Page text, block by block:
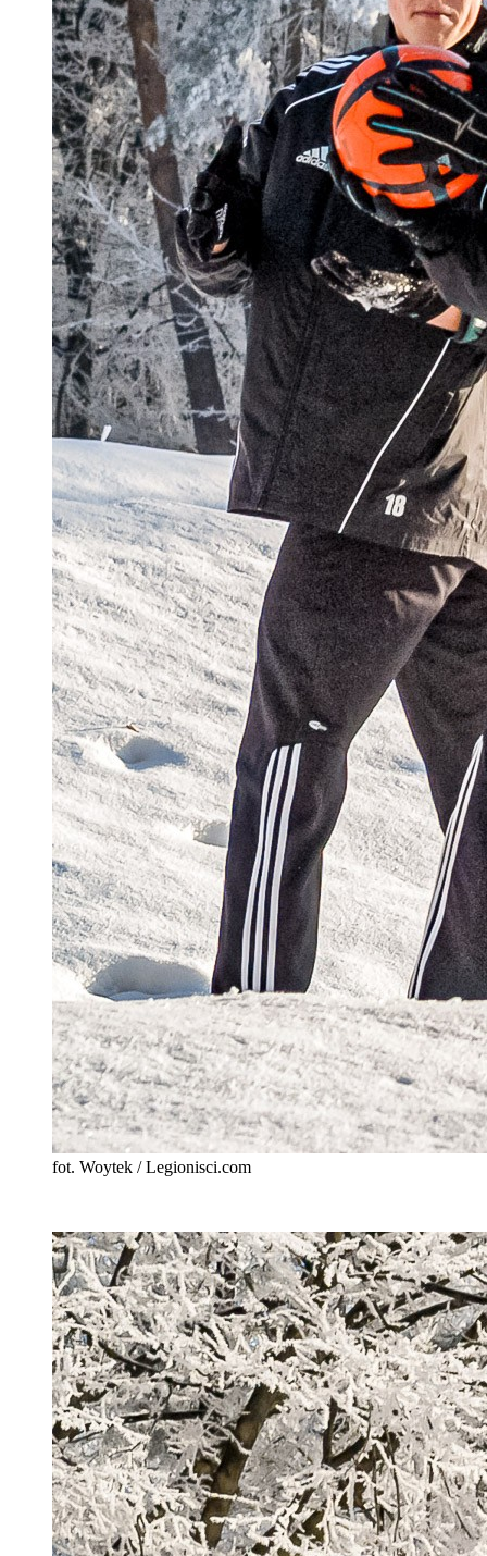
fot. Woytek / Legionisci.com